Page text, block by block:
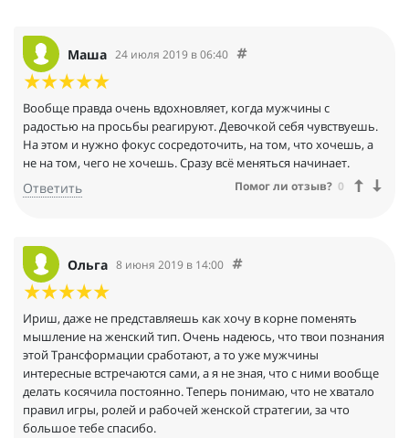
Маша 24 июля 2019 в 06:40
Вообще правда очень вдохновляет, когда мужчины с
радостью на просьбы реагируют. Девочкой себя чувствуешь.
На этом и нужно фокус сосредоточить, на том, что хочешь, а
не на том, чего не хочешь. Сразу всё меняться начинает.
Ответить Помог ли отзыв? 0
Ольга 8 июня 2019 в 14:00
Ириш, даже не представляешь как хочу в корне поменять
мышление на женский тип. Очень надеюсь, что твои познания
этой Трансформации сработают, а то уже мужчины
интересные встречаются сами, а я не зная, что с ними вообще
делать косячила постоянно. Теперь понимаю, что не хватало
правил игры, ролей и рабочей женской стратегии, за что
большое тебе спасибо.